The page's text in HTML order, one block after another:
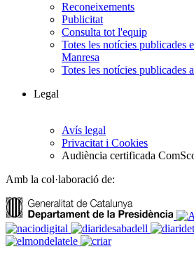
Reconeixements
Publicitat
Consulta tot l'equip
Totes les notícies publicades
Manresa
Totes les notícies publicades
Legal
Avís legal
Privacitat i Cookies
Audiència certificada
Amb la col·laboració de: